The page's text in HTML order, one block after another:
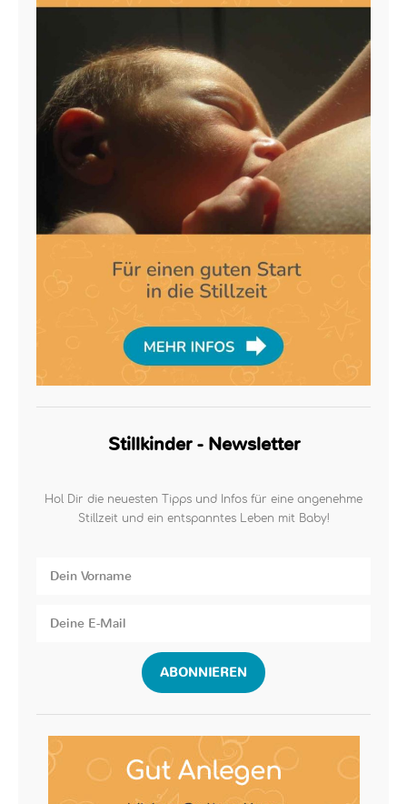
Stillkinder - Newsletter
Hol Dir die neuesten Tipps und Infos für eine angenehme
Stillzeit und ein entspanntes Leben mit Baby!
ABONNIEREN